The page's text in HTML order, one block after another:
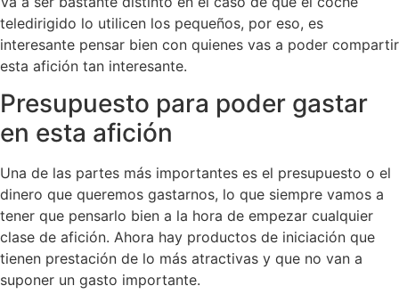
teledirigido lo utilicen los pequeños, por eso, es
interesante pensar bien con quienes vas a poder compartir
esta afición tan interesante.
Presupuesto para poder gastar
en esta afición
Una de las partes más importantes es el presupuesto o el
dinero que queremos gastarnos, lo que siempre vamos a
tener que pensarlo bien a la hora de empezar cualquier
clase de afición. Ahora hay productos de iniciación que
tienen prestación de lo más atractivas y que no van a
suponer un gasto importante.